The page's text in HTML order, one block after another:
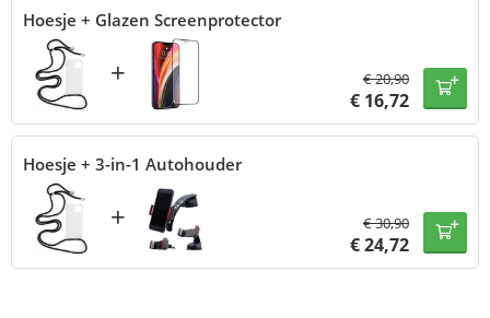
Hoesje + Glazen Screenprotector
+ €20,90
€ 16,72
Hoesje + 3-in-1 Autohouder
+ €30,90
€24,72